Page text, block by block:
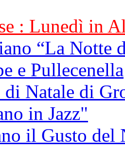
: Lunedì in
“La Notte
e Pullecenella
di Natale di
in Jazz"
il Gusto del